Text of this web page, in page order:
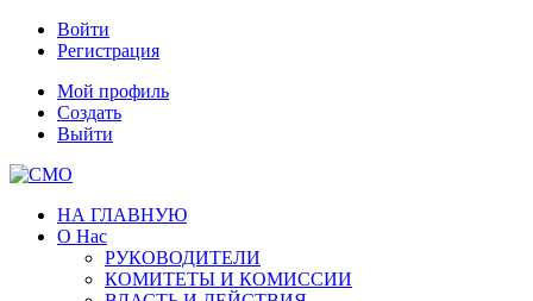
Войти
Регистрация
Мой профиль
Создать
Выйти
НА ГЛАВНУЮ
О Нас
РУКОВОДИТЕЛИ
КОМИТЕТЫ И КОМИССИИ